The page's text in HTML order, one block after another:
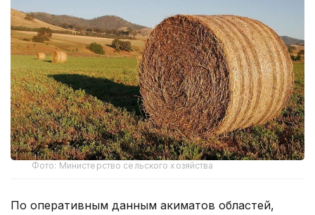
Фото: Министерство сельского хозяйства
По оперативным данным акиматов областей,